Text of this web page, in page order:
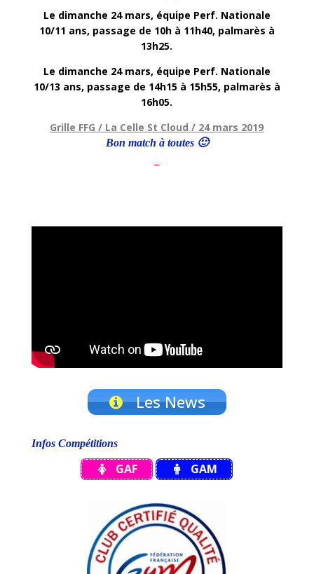
Le dimanche 24 mars, équipe Perf. Nationale
10/11 ans, passage de 10h à 11h40, palmarès à
13h25.
Le dimanche 24 mars, équipe Perf. Nationale
10/13 ans, passage de 14h15 à 15h55, palmarès à
16h05.
Grille FFG / La Celle St Cloud / 24 mars 2019
Bon match à toutes 🙂
–
Les News
Infos Compétitions
GAF GAM